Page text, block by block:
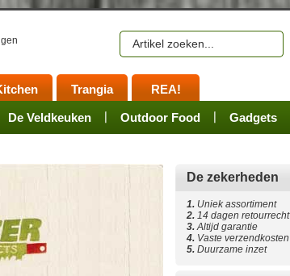
De Veldkeuken Outdoor Food Gadgets
Sets Accessoires
Groepsarrangementen
Trangia
Accessoires Spares Merchandize
REA!
De zekerheden
1. Uniek assortiment
2. 14 dagen retourrecht
3.Altijd garantie
4. Vaste verzendkosten
5. Duurzame inzet